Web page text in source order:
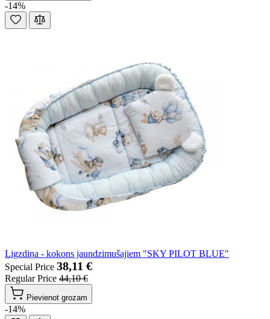
-14%
Ligzdiņa - kokons jaundzimušajiem "SKY PILOT BLUE"
Special Price 38,11 €
Regular Price 44,10 €
Pievienot grozam
-14%